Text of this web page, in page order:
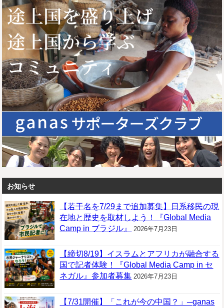
お知らせ
【若干名を7/29まで追加募集】日系移民の現
在地と歴史を取材しよう！『Global Media
Camp in ブラジル』
2026年7月23日
【締切8/19】イスラムとアフリカが融合する
国で記者体験！『Global Media Camp in セ
ネガル』参加者募集 2026年7月23日
【7/31開催】「これが今の中国？」─ganas